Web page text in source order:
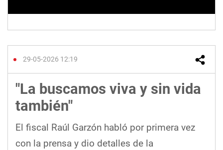
29-05-2026 12:19
"La buscamos viva y sin vida
también"
El fiscal Raúl Garzón habló por primera vez
con la prensa y dio detalles de la